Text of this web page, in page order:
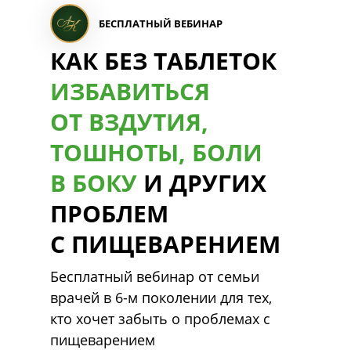
КАК БЕЗ ТАБЛЕТОК
ИЗБАВИТЬСЯ
ОТ ВЗДУТИЯ,
ТОШНОТЫ, БОЛИ
В БОКУ И ДРУГИХ
ПРОБЛЕМ
С ПИЩЕВАРЕНИЕМ
БЕСПЛАТНЫЙ ВЕБИНАР
Бесплатный вебинар от семьи
врачей в 6-м поколении для тех,
кто хочет забыть о проблемах с
пищеварением